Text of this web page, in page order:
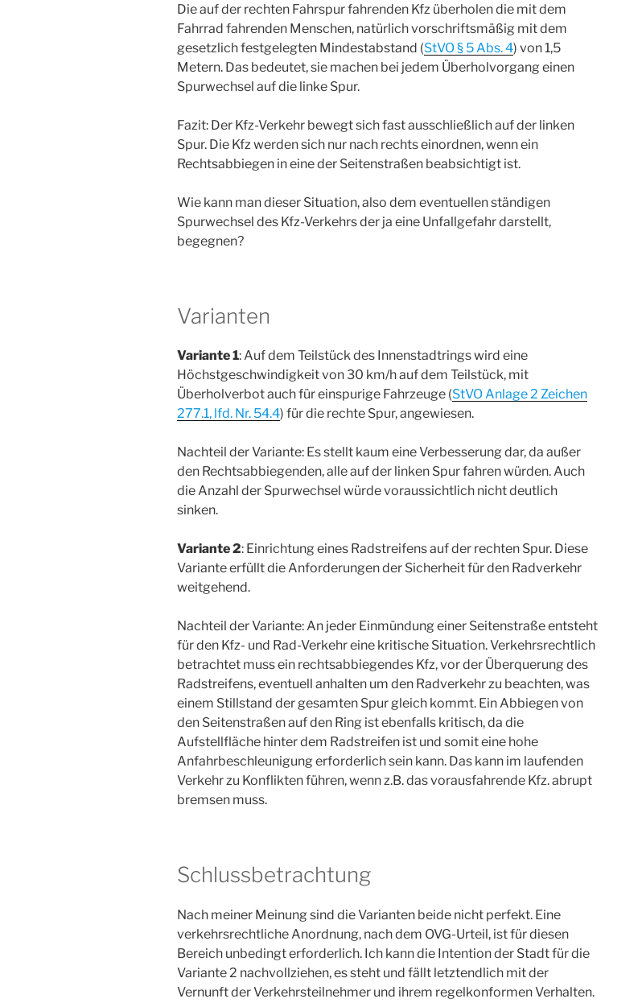
Die auf der rechten Fahrspur fahrenden Kfz überholen die mit dem
Fahrrad fahrenden Menschen, natürlich vorschriftsmäßig mit dem
gesetzlich festgelegten Mindestabstand (StVO § 5 Abs. 4) von 1,5
Metern. Das bedeutet, sie machen bei jedem Überholvorgang einen
Spurwechsel auf die linke Spur.
Fazit: Der Kfz-Verkehr bewegt sich fast ausschließlich auf der linken
Spur. Die Kfz werden sich nur nach rechts einordnen, wenn ein
Rechtsabbiegen in eine der Seitenstraßen beabsichtigt ist.
Wie kann man dieser Situation, also dem eventuellen ständigen
Spurwechsel des Kfz-Verkehrs der ja eine Unfallgefahr darstellt,
begegnen?
Varianten
Variante 1: Auf dem Teilstück des Innenstadtrings wird eine
Höchstgeschwindigkeit von 30 km/h auf dem Teilstück, mit
Überholverbot auch für einspurige Fahrzeuge (StVO Anlage 2 Zeichen
277.1, lfd. Nr. 54.4) für die rechte Spur, angewiesen.
Nachteil der Variante: Es stellt kaum eine Verbesserung dar, da außer
den Rechtsabbiegenden, alle auf der linken Spur fahren würden. Auch
die Anzahl der Spurwechsel würde voraussichtlich nicht deutlich
sinken.
Variante 2: Einrichtung eines Radstreifens auf der rechten Spur. Diese
Variante erfüllt die Anforderungen der Sicherheit für den Radverkehr
weitgehend.
Nachteil der Variante: An jeder Einmündung einer Seitenstraße entsteht
für den Kfz- und Rad-Verkehr eine kritische Situation. Verkehrsrechtlich
betrachtet muss ein rechtsabbiegendes Kfz, vor der Überquerung des
Radstreifens, eventuell anhalten um den Radverkehr zu beachten, was
einem Stillstand der gesamten Spur gleich kommt. Ein Abbiegen von
den Seitenstraßen auf den Ring ist ebenfalls kritisch, da die
Aufstellfläche hinter dem Radstreifen ist und somit eine hohe
Anfahrbeschleunigung erforderlich sein kann. Das kann im laufenden
Verkehr zu Konflikten führen, wenn z.B. das vorausfahrende Kfz. abrupt
bremsen muss.
Schlussbetrachtung
Nach meiner Meinung sind die Varianten beide nicht perfekt. Eine
verkehrsrechtliche Anordnung, nach dem OVG-Urteil, ist für diesen
Bereich unbedingt erforderlich. Ich kann die Intention der Stadt für die
Variante 2 nachvollziehen, es steht und fällt letztendlich mit der
Vernunft der Verkehrsteilnehmer und ihrem regelkonformen Verhalten.